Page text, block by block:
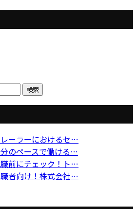
レーラーにおけるセ…
のペースで働ける…
前にチェック！ト…
者向け！株式会社…